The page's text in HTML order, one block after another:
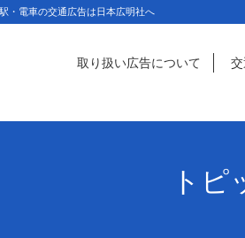
・電車の交通広告は日本広明社へ
取り扱い広告について
トピ